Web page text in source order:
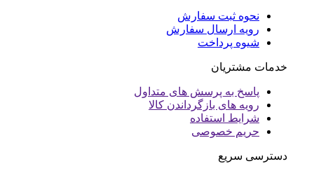
نحوه ثبت سفارش
رویه ارسال سفارش
شیوه پرداخت
خدمات مشتریان
پاسخ به پرسش های متداول
رویه های بازگرداندن کالا
شرایط استفاده
حریم خصوصی
دسترسی سریع